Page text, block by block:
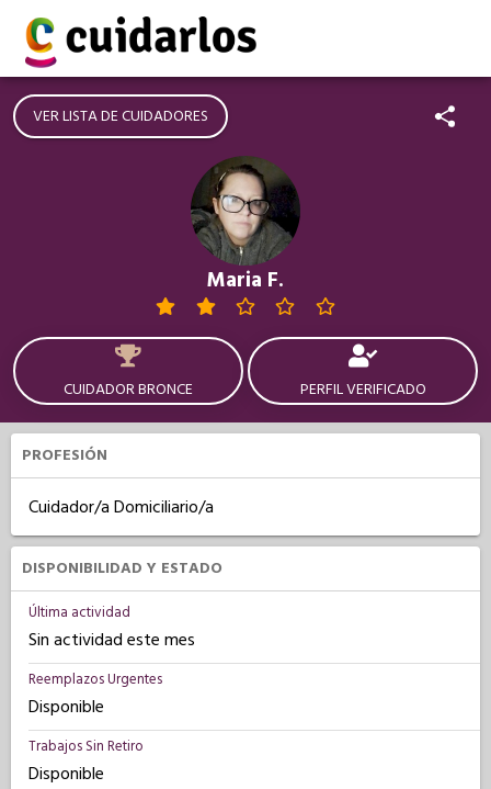
VER LISTA DE CUIDADORES
Maria F.
CUIDADOR BRONCE PERFIL VERIFICADO
PROFESIÓN
Cuidador/a Domiciliario/a
DISPONIBILIDAD Y ESTADO
Última actividad
Sin actividad este mes
Reemplazos Urgentes
Disponible
Trabajos Sin Retiro
Disponible